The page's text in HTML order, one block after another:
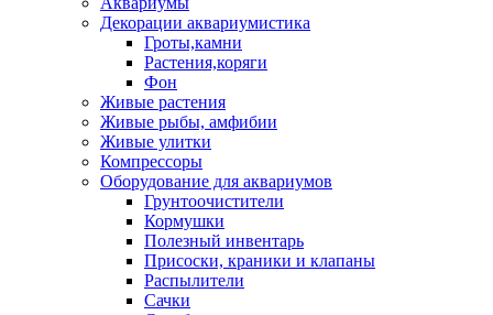
Декорации аквариумистика
Гроты,камни
Растения,коряги
Фон
Живые растения
Живые рыбы, амфибии
Живые улитки
Компрессоры
Оборудование для аквариумов
Грунтоочистители
Кормушки
Полезный инвентарь
Присоски, краники и клапаны
Распылители
Сачки